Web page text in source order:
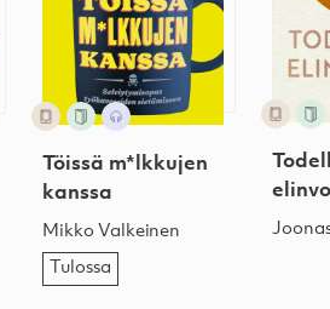
Töissä m*lkkujen
kanssa
Mikko Valkeinen
Tulossa